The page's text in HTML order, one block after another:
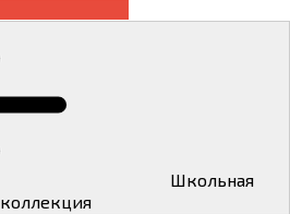
коллекция